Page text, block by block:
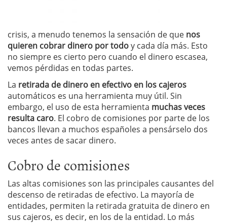
crisis, a menudo tenemos la sensación de que nos
quieren cobrar dinero por todoy cada día más. Esto
no siempre es cierto pero cuando el dinero escasea,
vemos pérdidas en todas partes.
La retirada de dinero en efectivo en los cajeros
automáticos es una herramienta muy útil. Sin
embargo, el uso de esta herramienta muchas veces
resulta caro. El cobro de comisiones por parte de los
bancos llevan a muchos españoles a pensárselo dos
veces antes de sacar dinero.
Cobro de comisiones
Las altas comisiones son las principales causantes del
descenso de retiradas de efectivo. La mayoría de
entidades, permiten la retirada gratuita de dinero en
sus cajeros, es decir, en los de la entidad. Lo más